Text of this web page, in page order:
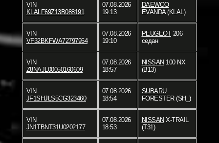
VIN
KLALF69Z13B088191
07.08.2026
19:13
DAEWOO
EVANDA (KLAL)
VIN
VF32BKFWA72797954
07.08.2026
19:10
PEUGEOT206
седан
VIN
Z8NAJL00050160609
07.08.2026
18:57
NISSAN 100 NX
(B13)
VIN
JF1SHJLS5CG323460
07.08.2026
18:54
SUBARU
FORESTER (SH_)
VIN
JN1TBNT31U0202177
07.08.2026
18:53
NISSAN X-TRAIL
(T31)